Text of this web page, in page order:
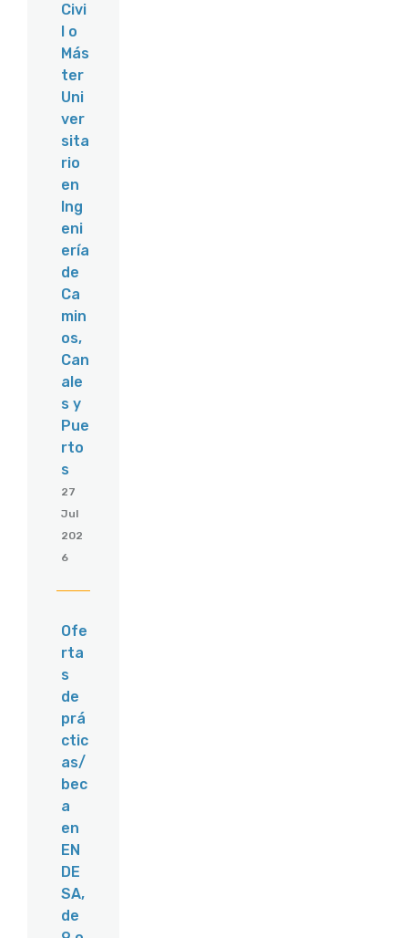
Civi
l o
Más
ter
Uni
ver
sita
rio
en
Ing
eni
ería
de
Ca
min
os,
Can
ale
s y
Pue
rto
s
27
Jul
202
6
Ofe
rta
s
de
prá
ctic
as/
bec
a
en
EN
DE
SA,
de